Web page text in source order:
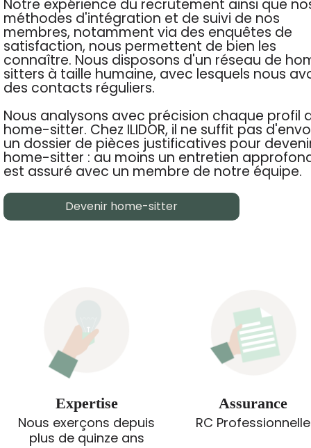
Notre expérience du recrutement ainsi que
méthodes d'intégration et de suivi de nos
membres, notamment via des enquêtes de
satisfaction, nous permettent de bien les
connaître. Nous disposons d'un réseau de
sitters à taille humaine, avec lesquels nous
des contacts réguliers.
Nous analysons avec précision chaque profil
home-sitter. Chez ILIDOR, il ne suffit pas
un dossier de pièces justificatives pour
home-sitter : au moins un entretien
est assuré avec un membre de notre équipe.
Devenir home-sitter
Expertise
Nous exerçons depuis
plus de quinze ans
Assurance
RC Professionnelle